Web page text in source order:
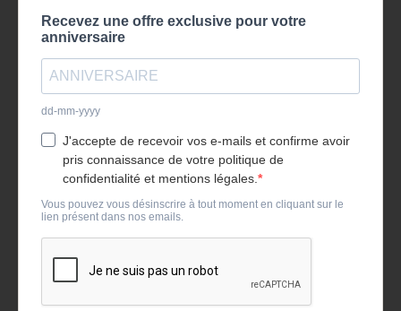
Recevez une offre exclusive pour votre
anniversaire
dd-mm-yyyy
J'accepte de recevoir vos e-mails et confirme avoir
pris connaissance de votre politique de
confidentialité et mentions légales.
Vous pouvez vous désinscrire à tout moment en cliquant sur le
lien présent dans nos emails.